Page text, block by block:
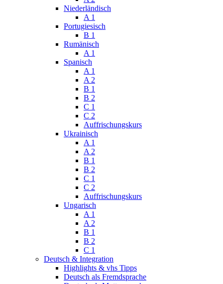
Niederländisch
A 1
Portugiesisch
B 1
Rumänisch
A 1
Spanisch
A 1
A 2
B 1
B 2
C 1
C 2
Auffrischungskurs
Ukrainisch
A 1
A 2
B 1
B 2
C 1
C 2
Auffrischungskurs
Ungarisch
A 1
A 2
B 1
B 2
C 1
Deutsch & Integration
Highlights & vhs Tipps
Deutsch als Fremdsprache